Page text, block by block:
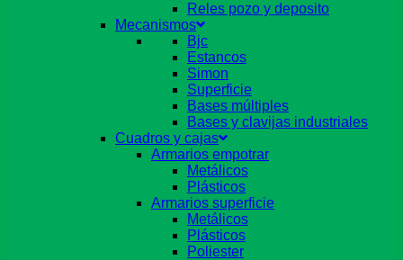
Reles pozo y deposito
Mecanismos
Bjc
Estancos
Simon
Superficie
Bases múltiples
Bases y clavijas industriales
Cuadros y cajas
Armarios empotrar
Metálicos
Plásticos
Armarios superficie
Metálicos
Plásticos
Poliester